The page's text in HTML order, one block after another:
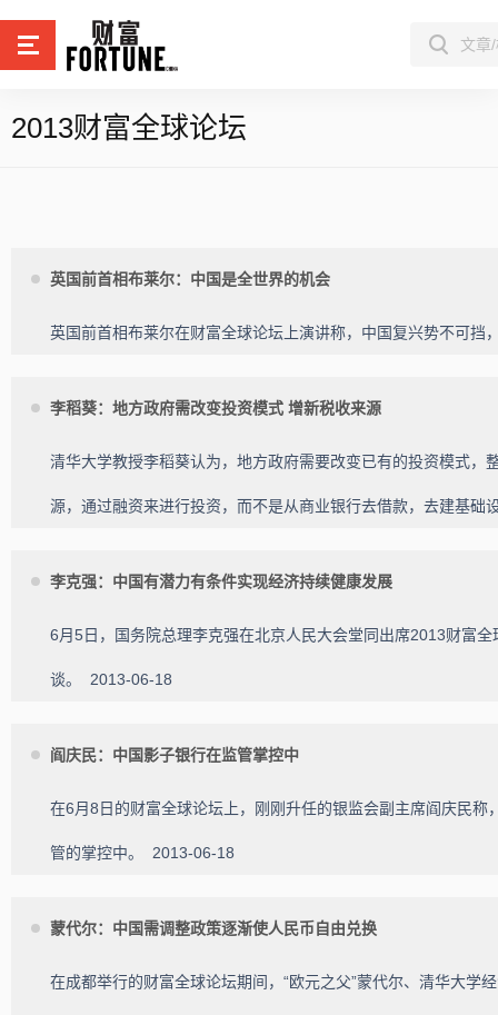
2013财富全球论坛
英国前首相布莱尔：中国是全世界的机会
英国前首相布莱尔在财富全球论坛上演讲称，中国复兴势不可
李稻葵：地方政府需改变投资模式 增新税收来源
清华大学教授李稻葵认为，地方政府需要改变已有的投资模式
源，通过融资来进行投资，而不是从商业银行去借款，去建基础
李克强：中国有潜力有条件实现经济持续健康发展
6月5日，国务院总理李克强在北京人民大会堂同出席2013财富
谈。 2013-06-18
阎庆民：中国影子银行在监管掌控中
在6月8日的财富全球论坛上，刚刚升任的银监会副主席阎庆民
管的掌控中。 2013-06-18
蒙代尔：中国需调整政策逐渐使人民币自由兑换
在成都举行的财富全球论坛期间，“欧元之父”蒙代尔、清华大学